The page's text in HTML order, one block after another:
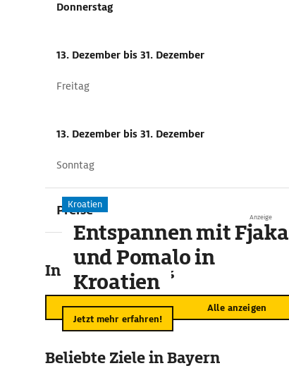
Donnerstag
13. Dezember bis 31. Dezember
Freitag
13. Dezember bis 31. Dezember
Sonntag
Preise
In der Umgebung
Alle anzeigen
Anzeige
Kroatien
Entspannen mit Fjaka
und Pomalo in
Kroatien
Jetzt mehr erfahren!
Beliebte Ziele in Bayern